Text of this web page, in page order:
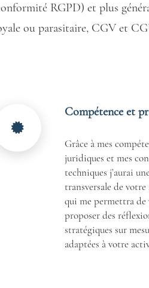
RGPD) et plus
ou parasitaire, CGV et
Compétence et
Grâce à mes
juridiques et mes
techniques j’aurai
transversale de
qui me permettra de
proposer des
stratégiques sur
adaptées à votre